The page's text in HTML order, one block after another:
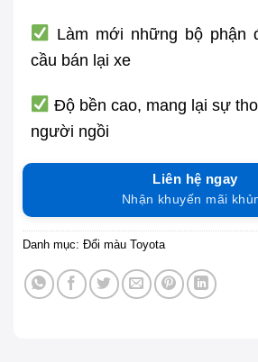
Làm mới những bộ phận
cầu bán lại xe
Độ bền cao, mang lại sự
người ngồi
Liên hệ ngay
Nhận khuyến mãi
Danh mục: Đổi màu Toyota